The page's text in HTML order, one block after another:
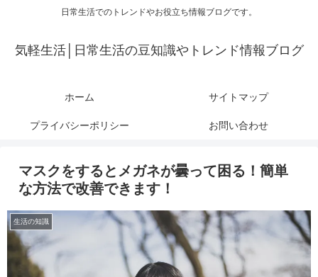
日常生活でのトレンドやお役立ち情報ブログです。
気軽生活│日常生活の豆知識やトレンド情報ブログ
ホーム サイトマップ
プライバシーポリシー お問い合わせ
マスクをするとメガネが曇って困る！簡単
な方法で改善できます！
生活の知識